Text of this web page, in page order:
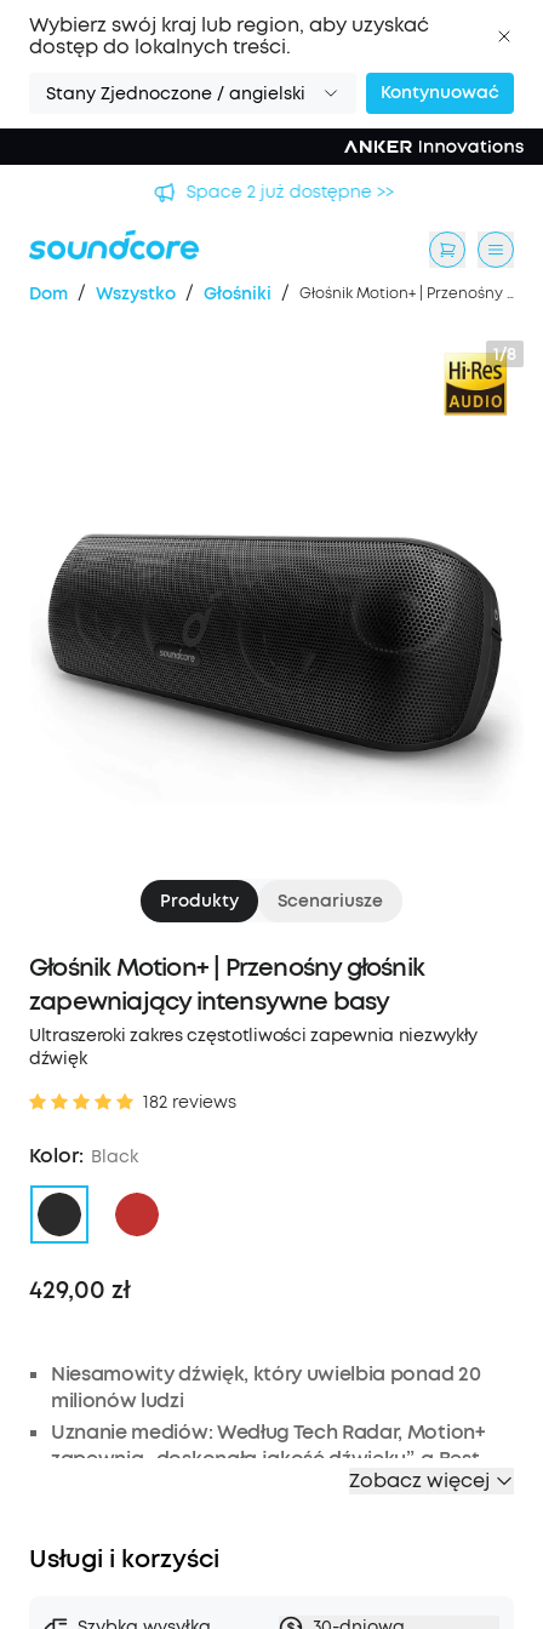
Wybierz swój kraj lub region, aby uzyskać
dostęp do lokalnych treści.
Stany Zjednoczone / angielski Kontynuować
Space 2 już dostępne >>
Dom / Wszystko / Głośniki / Głośnik Motion+ | Przenośny głośnik zapewniający intensywne basy
1/8
Produkty Scenariusze
Głośnik Motion+ | Przenośny głośnik
zapewniający intensywne basy
Ultraszeroki zakres częstotliwości zapewnia niezwykły
dźwięk
182 reviews
Kolor: Black
429,00 zł
Niesamowity dźwięk, który uwielbia ponad 20
milionów ludzi
Uznanie mediów: Według Tech Radar, Motion+
zapewnia „doskonałą jakość dźwięku”, a Best
Product twierdzi, że „To najlepszy głośnik, jaki
Dźwięk Hi-Res Głośnik Bluetooth Anker
Soundcore Motion+ jest wyposażony w
dodatkowo przez Qualcomm aptX w celu
Zobacz więcej
Usługi i korzyści